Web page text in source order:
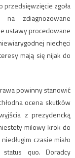
przedsięwzięcie zgoła
zdiagnozowane
ustawy procedowane
niechęci
mają się nijak do
powinny stanowić
ocena skutków
z prezydencką
milowy krok do
czasie miało
quo. Doradcy